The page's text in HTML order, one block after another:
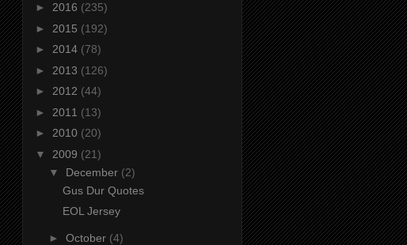
► 2016 (235)
► 2015 (192)
► 2014 (78)
► 2013 (126)
► 2012 (44)
► 2011 (13)
► 2010 (20)
▼ 2009 (21)
▼ December (2)
Gus Dur Quotes
EOL Jersey
► October (4)